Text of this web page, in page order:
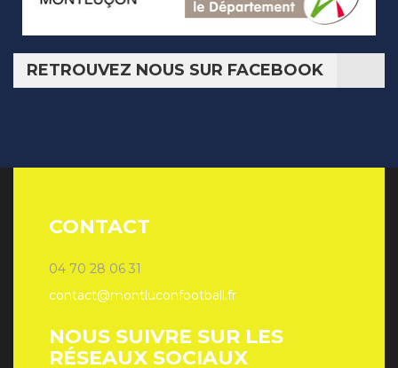
RETROUVEZ NOUS SUR FACEBOOK
CONTACT
04 70 28 06 31
contact@montluconfootball.fr
NOUS SUIVRE SUR LES
RÉSEAUX SOCIAUX